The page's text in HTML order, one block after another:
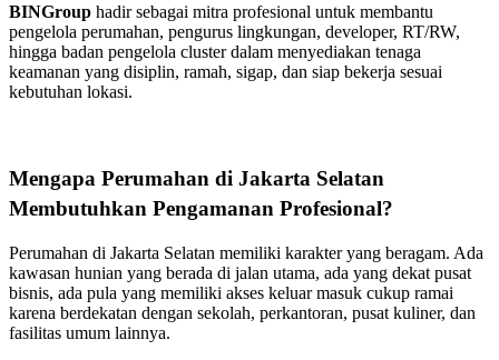
BINGroup hadir sebagai mitra profesional untuk membantu
pengelola perumahan, pengurus lingkungan, developer, RT/RW,
hingga badan pengelola cluster dalam menyediakan tenaga
keamanan yang disiplin, ramah, sigap, dan siap bekerja sesuai
kebutuhan lokasi.
Mengapa Perumahan di Jakarta Selatan
Membutuhkan Pengamanan Profesional?
Perumahan di Jakarta Selatan memiliki karakter yang beragam. Ada
kawasan hunian yang berada di jalan utama, ada yang dekat pusat
bisnis, ada pula yang memiliki akses keluar masuk cukup ramai
karena berdekatan dengan sekolah, perkantoran, pusat kuliner, dan
fasilitas umum lainnya.